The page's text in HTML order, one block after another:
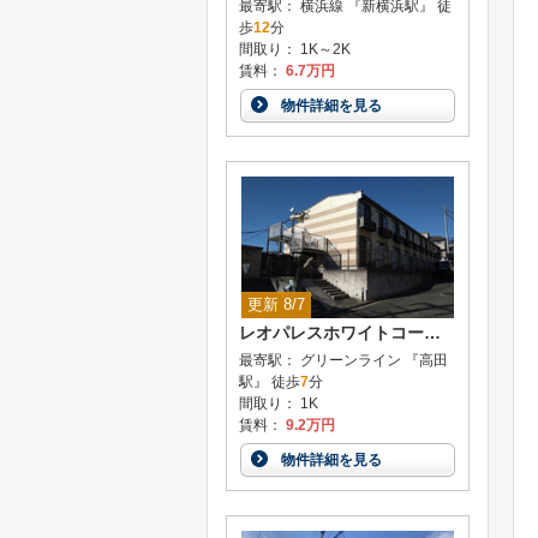
最寄駅： 横浜線 『新横浜駅』 徒
歩12分
間取り： 1K～2K
賃料： 6.7万円
物件詳細を見る
更新 8/7
レオパレスホワイトコート高田西
最寄駅： グリーンライン 『高田
駅』 徒歩7分
間取り： 1K
賃料： 9.2万円
物件詳細を見る